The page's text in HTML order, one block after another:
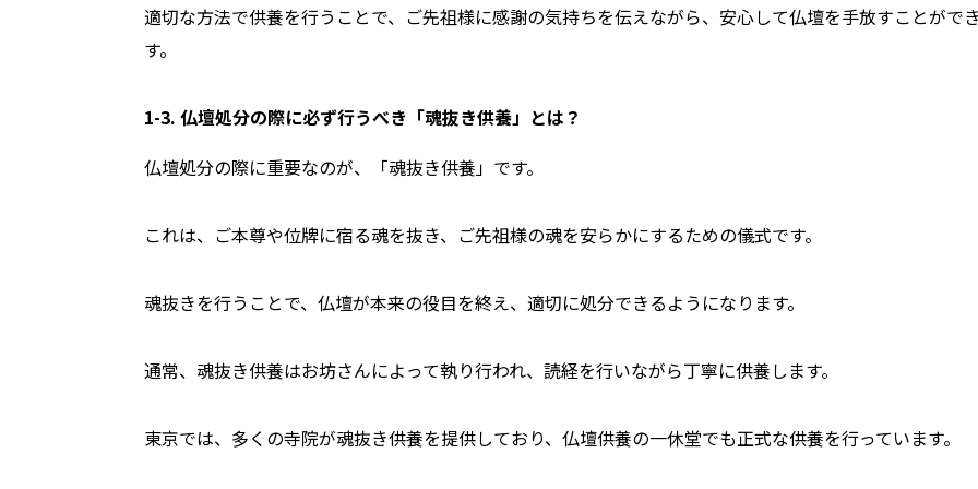
適切な方法で供養を行うことで、ご先祖様に感謝の気持ちを伝えながら、安心して仏壇を手放すことがで
す。
1-3. 仏壇処分の際に必ず行うべき「魂抜き供養」とは？
仏壇処分の際に重要なのが、「魂抜き供養」です。
これは、ご本尊や位牌に宿る魂を抜き、ご先祖様の魂を安らかにするための儀式です。
魂抜きを行うことで、仏壇が本来の役目を終え、適切に処分できるようになります。
通常、魂抜き供養はお坊さんによって執り行われ、読経を行いながら丁寧に供養します。
東京では、多くの寺院が魂抜き供養を提供しており、仏壇供養の一休堂でも正式な供養を行っています。